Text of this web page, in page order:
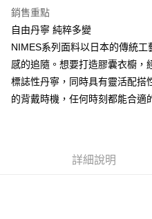
2.透過簡訊連結打開帳單後，可選擇
帳／街口支付／iPASS MONEY」等
【注意事項】
1.本服務係由「台灣大哥大股份有
用戶於交易時，得透過本服務購買
買賣價金債權讓與本公司後，依約
2.基於同意付款使用「大哥付你分期
１．於結帳方式選擇「AFTEE先享
結帳頁面，進行簡訊認證並確認金額
２．訂單成立數日內，您將收到繳費
３．收到繳費通知簡訊後14天內，
※ 請注意：結帳手續完成當下不需
購買商品的店家。未經商家同意取
後付繳納相關費用。
※ 交易是否成功請以「AFTEE先享
１．透過由恩沛科技股份有限公司
付款後7-11取貨
每筆NT$70，滿NT$899(含以上)
宅配
每筆NT$100，滿NT$1,000(含
京站台北店客服中心(1F星巴克
銷售重點
自由丹寧 純粹多變
NIMES系列面料以日本的傳統
感的追隨。想要打造膠囊衣櫥，
標誌性丹寧，同時具有靈活配搭
的背戴時機，任何時刻都能合適
詳細說明